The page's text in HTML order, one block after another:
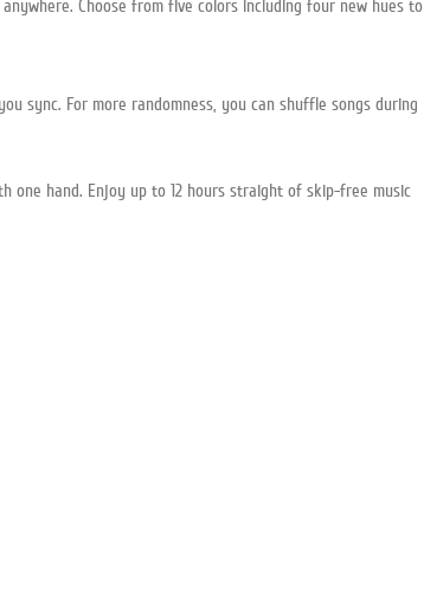
Choose from five colors including four new hues to
sync. For more randomness, you can shuffle songs during
one hand. Enjoy up to 12 hours straight of skip-free music